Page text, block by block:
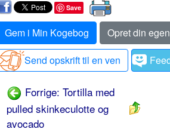
Save
Gem i Min Kogebog
Opret din
Send opskrift til en ven
Forrige: Tortilla med
pulled skinkeculotte og
avocado